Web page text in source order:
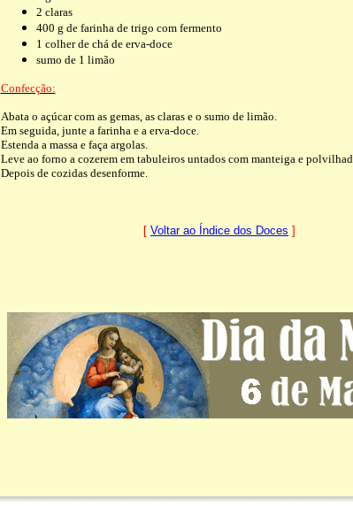
2 claras
400 g de farinha de trigo com fermento
1 colher de chá de erva-doce
sumo de 1 limão
Confecção:
Abata o açúcar com as gemas, as claras e o sumo de limão.
Em seguida, junte a farinha e a erva-doce.
Estenda a massa e faça argolas.
Leve ao forno a cozerem em tabuleiros untados com manteiga e
Depois de cozidas desenforme.
[ Voltar ao Índice dos Doces ]